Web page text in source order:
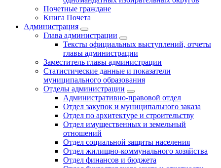
Почетные граждане
Книга Почета
Администрация
Глава администрации
Тексты официальных выступлений, отчеты
главы администрации
Заместитель главы администрации
Статистические данные и показатели
муниципального образования
Отделы администрации
Административно-правовой отдел
Отдел закупок и муниципального заказа
Отдел по архитектуре и строительству
Отдел имущественных и земельный
отношений
Отдел социальной защиты населения
Отдел жилищно-коммунального хозяйства
Отдел финансов и бюджета